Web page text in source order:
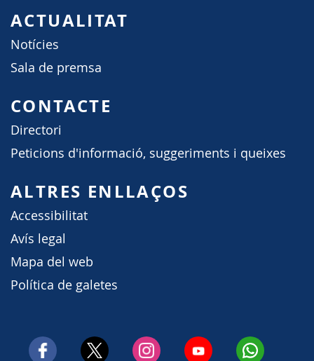
ACTUALITAT
Notícies
Sala de premsa
CONTACTE
Directori
Peticions d'informació, suggeriments i queixes
ALTRES ENLLAÇOS
Accessibilitat
Avís legal
Mapa del web
Política de galetes